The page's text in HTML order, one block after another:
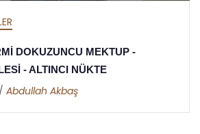
DOKUZUNCU MEKTUP -
- ALTINCI NÜKTE
Abdullah Akbaş